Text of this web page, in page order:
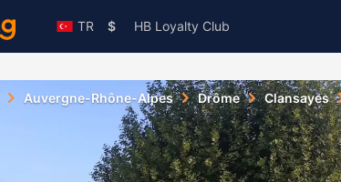
TR $ HB Loyalty Club
Auvergne-Rhône-Alpes Drôme Clansayes